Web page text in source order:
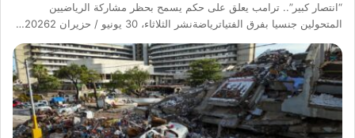
“انتصار كبير”.. ترامب يعلق على حكم يسمح بحظر مشاركة الرياضيين
المتحولين جنسيا بفرق الفتياترياضةنشر الثلاثاء، 30 يونيو / حزيران 20262…